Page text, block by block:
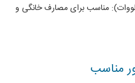
10 کیلووات): مناسب برای مصارف خانگی و
مناسب